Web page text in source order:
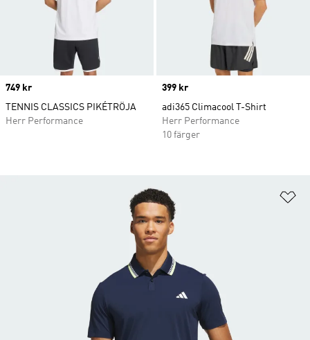
Price
749 kr
TENNIS CLASSICS PIKÉTRÖJA
Herr Performance
Price
399 kr
adi365 Climacool T-Shirt
Herr Performance
10 färger